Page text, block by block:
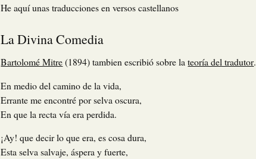
He aquí unas traducciones en versos castellanos
La Divina Comedia
Bartolomé Mitre(1894) tambien escribió sobre lateoría del tradutor.
En medio del camino de la vida,
Errante me encontré por selva oscura,
En que la recta vía era perdida.
¡Ay! que decir lo que era, es cosa dura,
Esta selva salvaje, áspera y fuerte,